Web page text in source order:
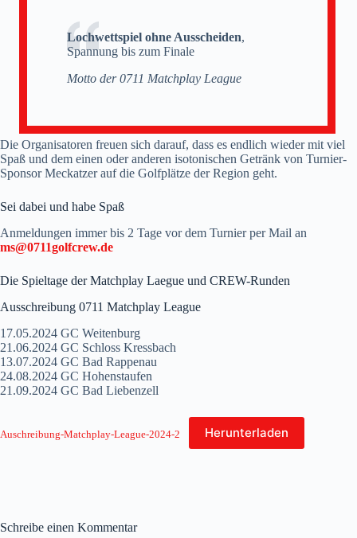
Lochwettspiel ohne Ausscheiden,
Spannung bis zum Finale
Motto der 0711 Matchplay League
Die Organisatoren freuen sich darauf, dass es endlich wieder mit viel
Spaß und dem einen oder anderen isotonischen Getränk von Turnier-
Sponsor Meckatzer auf die Golfplätze der Region geht.
Sei dabei und habe Spaß
Anmeldungen immer bis 2 Tage vor dem Turnier per Mail an
ms@0711golfcrew.de
Die Spieltage der Matchplay Laegue und CREW-Runden
Ausschreibung 0711 Matchplay League
17.05.2024 GC Weitenburg
21.06.2024 GC Schloss Kressbach
13.07.2024 GC Bad Rappenau
24.08.2024 GC Hohenstaufen
21.09.2024 GC Bad Liebenzell
Auschreibung-Matchplay-League-2024-2 Herunterladen
Schreibe einen Kommentar